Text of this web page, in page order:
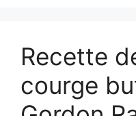
Recette
courge